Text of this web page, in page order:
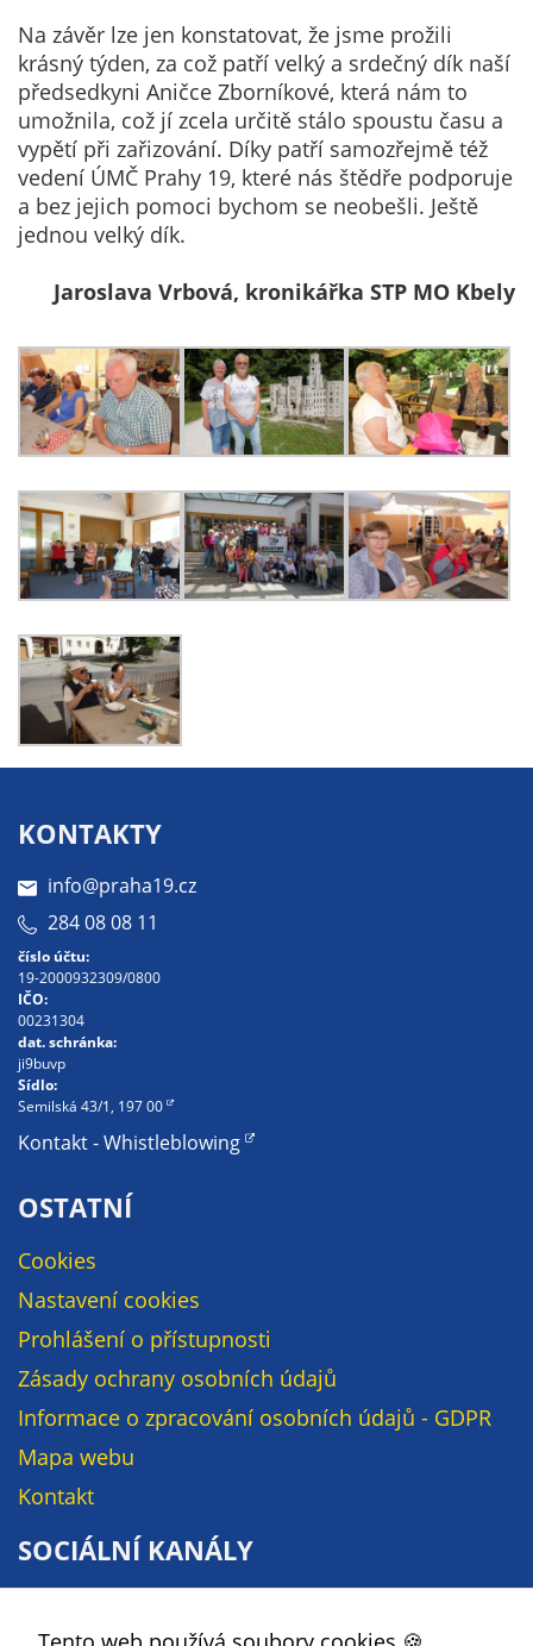
Na závěr lze jen konstatovat, že jsme prožili
krásný týden, za což patří velký a srdečný dík naší
předsedkyni Aničce Zborníkové, která nám to
umožnila, což jí zcela určitě stálo spoustu času a
vypětí při zařizování. Díky patří samozřejmě též
vedení ÚMČ Prahy 19, které nás štědře podporuje
a bez jejich pomoci bychom se neobešli. Ještě
jednou velký dík.
Jaroslava Vrbová, kronikářka STP MO Kbely
KONTAKTY
info@praha19.cz
284 08 08 11
číslo účtu:
19-2000932309/0800
IČO:
00231304
dat. schránka:
ji9buvp
Sídlo:
Semilská 43/1, 197 00
Kontakt - Whistleblowing
OSTATNÍ
Cookies
Nastavení cookies
Prohlášení o přístupnosti
Zásady ochrany osobních údajů
Informace o zpracování osobních údajů - GDPR
Mapa webu
Kontakt
SOCIÁLNÍ KANÁLY
Používáme rovněž
soubory cookie a
další technologie,
abychom
přizpůsobili naše
webové stránky
potřebám a
Reklamní
cookies
Reklamní cookies
používáme my
nebo naši partneři,
abychom Vám
mohli zobrazit
vhodné obsahy
nebo reklamy jak
na našich